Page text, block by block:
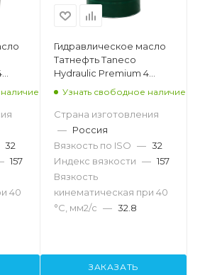
32
157
40
Гидравлическое масло
Татнефть Taneco
Hydraulic Premium 4
seasons VG32, 216.5л
Узнать свободное наличие
Страна изготовления
— Россия
Вязкость по ISO — 32
Индекс вязкости — 157
Вязкость
кинематическая при 40
°С, мм2/с — 32.8
ЗАКАЗАТЬ